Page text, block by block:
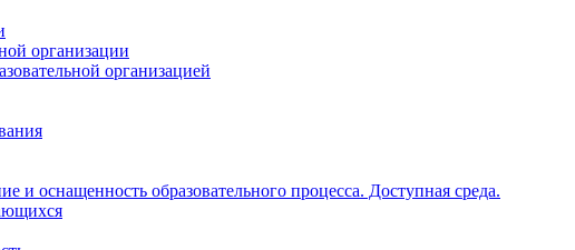
организации
организацией
и оснащенность образовательного процесса. Доступная среда.